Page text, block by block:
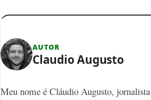
AUTOR
Claudio Augusto
Meu nome é Cláudio Augusto,